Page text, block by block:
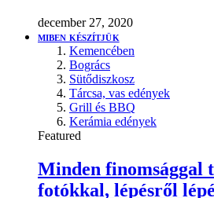
december 27, 2020
MIBEN KÉSZÍTJÜK
Kemencében
Bogrács
Sütődiszkosz
Tárcsa, vas edények
Grill és BBQ
Kerámia edények
Featured
Minden finomsággal
fotókkal, lépésről